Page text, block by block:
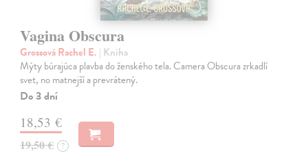
Vagina Obscura
Grossová Rachel E. | Kniha
Mýty búrajúca plavba do ženského tela. Camera Obscura zrkadlí
svet, no matnejší a prevrátený.
Do 3 dní
18,53 €
19,50 € ?